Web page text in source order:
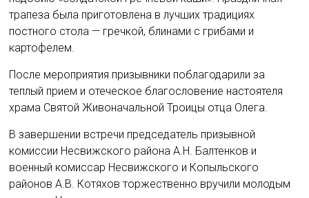
трапеза была приготовлена в лучших традициях
постного стола — гречкой, блинами с грибами и
картофелем.
После мероприятия призывники поблагодарили за
теплый прием и отеческое благословение настоятеля
храма Святой Живоначальной Троицы отца Олега.
В завершении встречи председатель призывной
комиссии Несвижского района А.Н. Балтенков и
военный комиссар Несвижского и Копыльского
районов А.В. Котяхов торжественно вручили молодым